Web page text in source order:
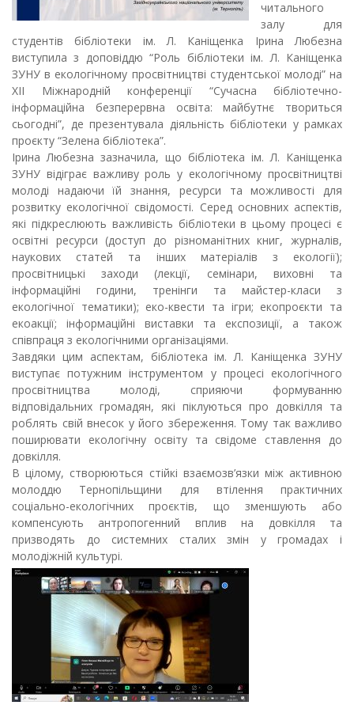
читального
залу для
студентів бібліотеки ім. Л. Каніщенка Ірина Любезна
виступила з доповіддю “Роль бібліотеки ім. Л. Каніщенка
ЗУНУ в екологічному просвітництві студентської молоді” на
ХІІ Міжнародній конференції “Сучасна бібліотечно-
інформаційна безперервна освіта: майбутнє твориться
сьогодні”, де презентувала діяльність бібліотеки у рамках
проєкту “Зелена бібліотека”.
Ірина Любезна зазначила, що бібліотека ім. Л. Каніщенка
ЗУНУ відіграє важливу роль у екологічному просвітництві
молоді надаючи їй знання, ресурси та можливості для
розвитку екологічної свідомості. Серед основних аспектів,
які підкреслюють важливість бібліотеки в цьому процесі є
освітні ресурси (доступ до різноманітних книг, журналів,
наукових статей та інших матеріалів з екології);
просвітницькі заходи (лекції, семінари, виховні та
інформаційні години, тренінги та майстер-класи з
екологічної тематики); еко-квести та ігри; екопроєкти та
екоакції; інформаційні виставки та експозиції, а також
співпраця з екологічними організаціями.
Завдяки цим аспектам, бібліотека ім. Л. Каніщенка ЗУНУ
виступає потужним інструментом у процесі екологічного
просвітництва молоді, сприяючи формуванню
відповідальних громадян, які піклуються про довкілля та
роблять свій внесок у його збереження. Тому так важливо
поширювати екологічну освіту та свідоме ставлення до
довкілля.
В цілому, створюються стійкі взаємозв’язки між активною
молоддю Тернопільщини для втілення практичних
соціально-екологічних проєктів, що зменшують або
компенсують антропогенний вплив на довкілля та
призводять до системних сталих змін у громадах і
молодіжній культурі.